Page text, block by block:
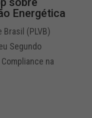
Energética
Brasil (PLVB)
Segundo
na